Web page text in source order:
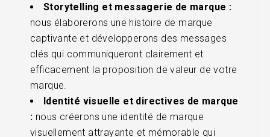
Storytelling et messagerie de marque :
nous élaborerons une histoire de marque
captivante et développerons des messages
clés qui communiqueront clairement et
efficacement la proposition de valeur de votre
marque.
Identité visuelle et directives de marque
: nous créerons une identité de marque
visuellement attrayante et mémorable qui